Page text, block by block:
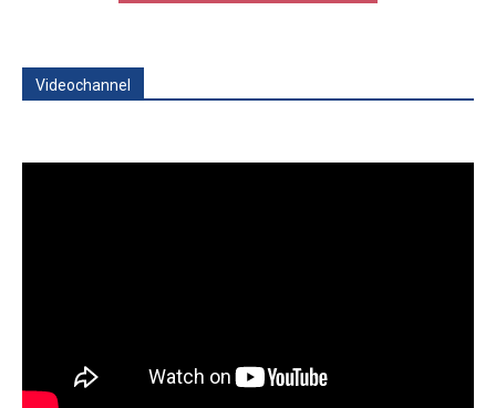
Videochannel